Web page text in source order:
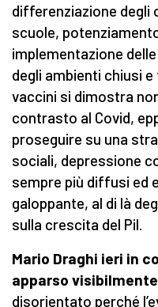
differenziazione degli
scuole,
implementazione
degli ambienti chiusi
vaccini si dimostra
contrasto al Covid,
proseguire su una
sociali, depressione
sempre più diffusi ed
galoppante, al di là
sulla crescita del Pil.
Mario Draghi ieri in
apparso
disorientato perché